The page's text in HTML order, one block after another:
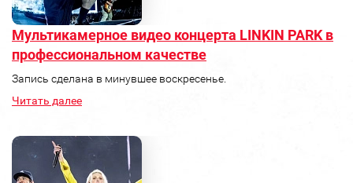
Мультикамерное видео концерта LINKIN PARK в
профессиональном качестве
Запись сделана в минувшее воскресенье.
Читать далее